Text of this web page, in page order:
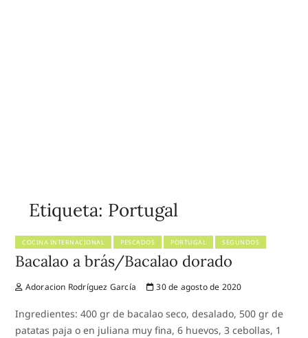
Etiqueta: Portugal
COCINA INTERNACIONAL PESCADOS PORTUGAL SEGUNDOS
Bacalao a brás/Bacalao dorado
Adoracion Rodríguez García 30 de agosto de 2020
Ingredientes: 400 gr de bacalao seco, desalado, 500 gr de
patatas paja o en juliana muy fina, 6 huevos, 3 cebollas, 1